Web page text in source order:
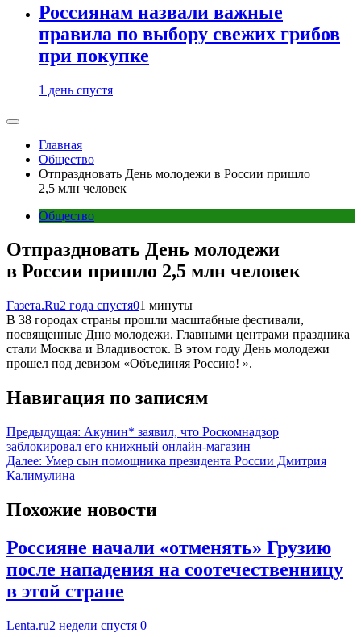
Россиянам назвали важные
правила по выбору свежих грибов
при покупке
1 день спустя
Главная
Общество
Отпраздновать День молодежи в России пришло
2,5 млн человек
Общество
Отпраздновать День молодежи
в России пришло 2,5 млн человек
Газета.Ru2 года спустя01 минуты
В 38 городах страны прошли масштабные фестивали,
посвященные Дню молодежи. Главными центрами праздника
стали Москва и Владивосток. В этом году День молодежи
прошел под девизом «Объединяя Россию! ».
Навигация по записям
Предыдущая: Акунин* заявил, что Роскомнадзор
заблокировал его книжный онлайн-магазин
Далее: Умер сын помощника президента России Дмитрия
Калимулина
Похожие новости
Россияне начали «отменять» Грузию
после нападения на соотечественницу
в этой стране
Lenta.ru2 недели спустя 0